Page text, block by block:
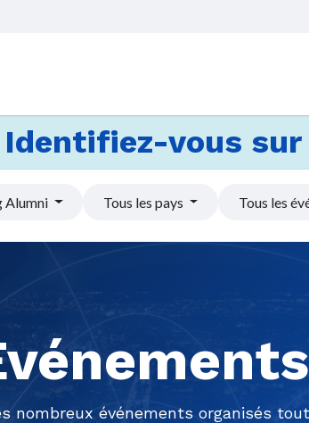
Identifiez-vous
Alumni Tous les pays Tous les
nombreux événements organisés